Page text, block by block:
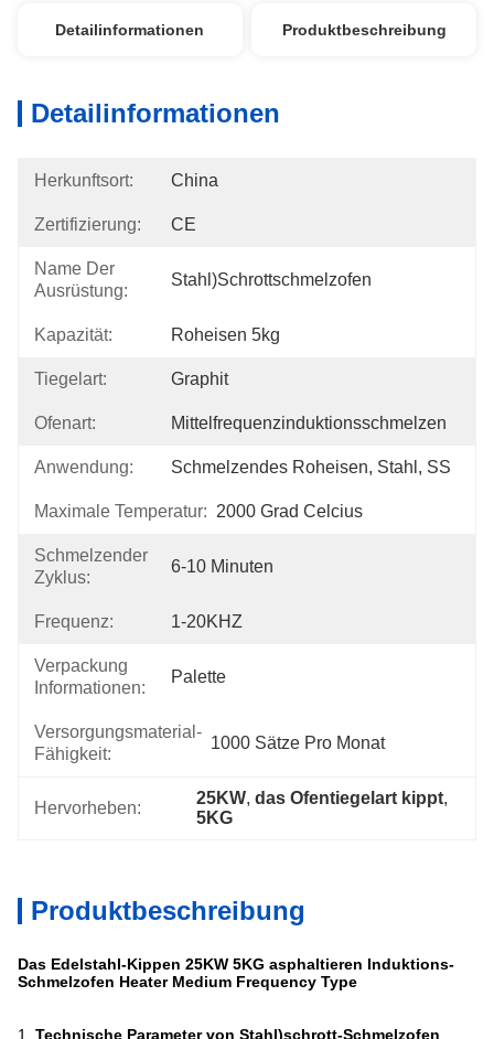
Detailinformationen Produktbeschreibung
Detailinformationen
Herkunftsort: China
Zertifizierung: CE
Name Der
Ausrüstung:
Stahl)schrottschmelzofen
Kapazität: Roheisen 5kg
Tiegelart: Graphit
Ofenart: Mittelfrequenzinduktionsschmelzen
Anwendung: Schmelzendes Roheisen, Stahl, SS
Maximale Temperatur: 2000 Grad Celcius
Schmelzender
Zyklus:
6-10 Minuten
Frequenz: 1-20KHZ
Verpackung
Informationen:
Palette
Versorgungsmaterial-
Fähigkeit:
1000 Sätze Pro Monat
Hervorheben:
25KW, das Ofentiegelart kippt,
5KG
Produktbeschreibung
Das Edelstahl-Kippen 25KW 5KG asphaltieren Induktions-
Schmelzofen Heater Medium Frequency Type
1. Technische Parameter von Stahl)schrott-Schmelzofen